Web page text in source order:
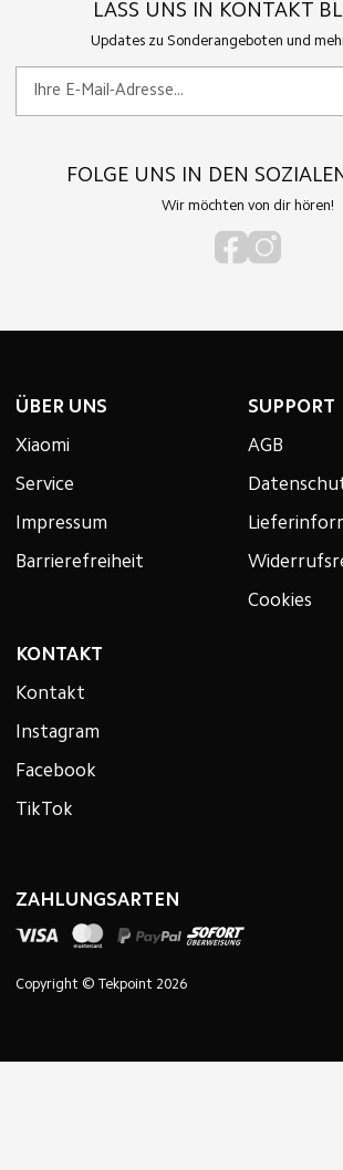
LASS UNS IN KONTAKT
Updates zu Sonderangeboten und
FOLGE UNS IN DEN
Wir möchten von dir hören!
ÜBER UNS
Xiaomi
Service
Impressum
Barrierefreiheit
SUPPORT
AGB
Cookies
KONTAKT
Kontakt
Instagram
Facebook
TikTok
ZAHLUNGSARTEN
Copyright © Tekpoint 2026